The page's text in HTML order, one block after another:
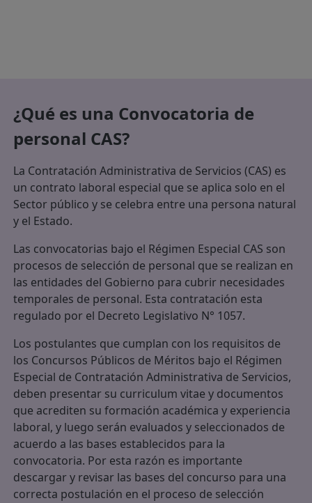
¿Qué es una Convocatoria de
personal CAS?
La Contratación Administrativa de Servicios (CAS) es
un contrato laboral especial que se aplica solo en el
Sector público y se celebra entre una persona natural
y el Estado.
Las convocatorias bajo el Régimen Especial CAS son
procesos de selección de personal que se realizan en
las entidades del Gobierno para cubrir necesidades
temporales de personal. Esta contratación esta
regulado por el Decreto Legislativo N° 1057.
Los postulantes que cumplan con los requisitos de
los Concursos Públicos de Méritos bajo el Régimen
Especial de Contratación Administrativa de Servicios,
deben presentar su curriculum vitae y documentos
que acrediten su formación académica y experiencia
laboral, y luego serán evaluados y seleccionados de
acuerdo a las bases establecidos para la
convocatoria. Por esta razón es importante
descargar y revisar las bases del concurso para una
correcta postulación en el proceso de selección